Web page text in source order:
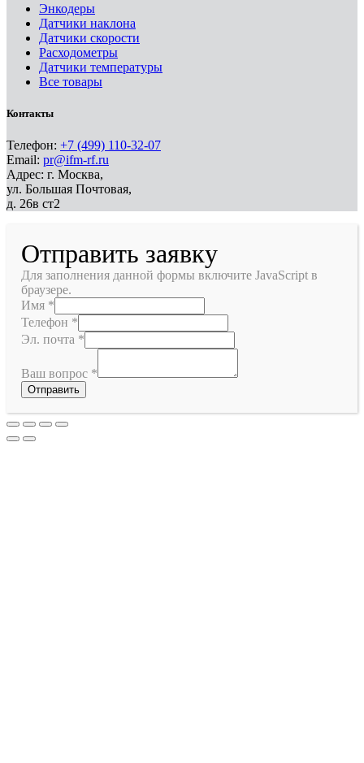
Энкодеры
Датчики наклона
Датчики скорости
Расходометры
Датчики температуры
Все товары
Контакты
Телефон: +7 (499) 110-32-07
Email: pr@ifm-rf.ru
Адрес: г. Москва,
ул. Большая Почтовая,
д. 26в ст2
Отправить заявку
Для заполнения данной формы включите JavaScript в
браузере.
Имя *
Телефон *
Эл. почта *
Ваш вопрос *
Отправить